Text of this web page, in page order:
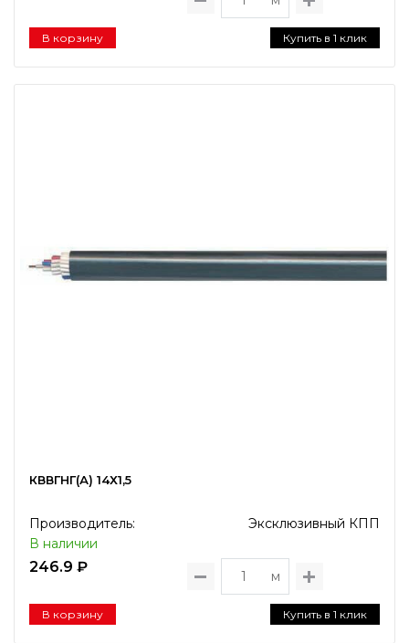
В корзину Купить в 1 клик
КВВГНГ(А) 14Х1,5
Производитель:
Эксклюзивный КПП
В наличии
246.9 ₽
м
В корзину Купить в 1 клик